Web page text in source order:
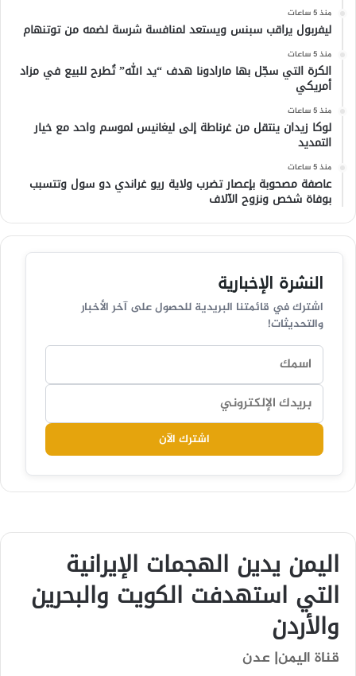
منذ 5 ساعات
ليفربول يراقب سبنس ويستعد لمنافسة شرسة لضمه من توتنهام
منذ 5 ساعات
الكرة التي سجّل بها مارادونا هدف “يد الله” تُطرح للبيع في مزاد
أمريكي
منذ 5 ساعات
لوكا زيدان ينتقل من غرناطة إلى ليغانيس لموسم واحد مع خيار
التمديد
منذ 5 ساعات
عاصفة مصحوبة بإعصار تضرب ولاية ريو غراندي دو سول وتتسبب
بوفاة شخص ونزوح الآلاف
النشرة الإخبارية
اشترك في قائمتنا البريدية للحصول على آخر الأخبار
والتحديثات!
اشترك الآن